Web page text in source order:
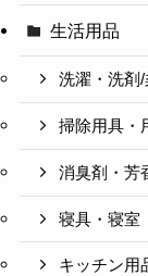
生活用品
洗濯・洗剤/
掃除用具・
消臭剤・芳
寝具・寝室
キッチン用